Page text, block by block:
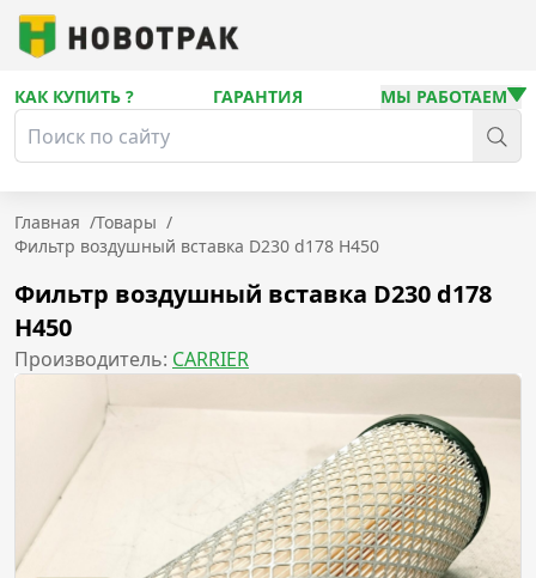
КАК КУПИТЬ ? ГАРАНТИЯ МЫ РАБОТАЕМ
Главная /Товары /
Фильтр воздушный вставка D230 d178 H450
Фильтр воздушный вставка D230 d178
H450
Производитель: CARRIER